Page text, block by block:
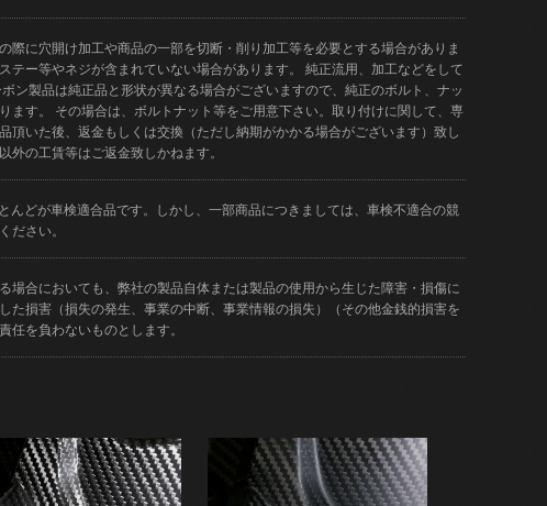
際に穴開け加工や商品の一部を切断・削り加工等を必要とする場合がありま
テー等やネジが含まれていない場合があります。 純正流用、加工などをして
ン製品は純正品と形状が異なる場合がございますので、純正のボルト、ナッ
ます。 その場合は、ボルトナット等をご用意下さい。取り付けに関して、専
頂いた後、返金もしくは交換（ただし納期がかかる場合がございます）致し
外の工賃等はご返金致しかねます。
んどが車検適合品です。しかし、一部商品につきましては、車検不適合の競
ださい。
場合においても、弊社の製品自体または製品の使用から生じた障害・損傷に
た損害（損失の発生、事業の中断、事業情報の損失）（その他金銭的損害を
任を負わないものとします。